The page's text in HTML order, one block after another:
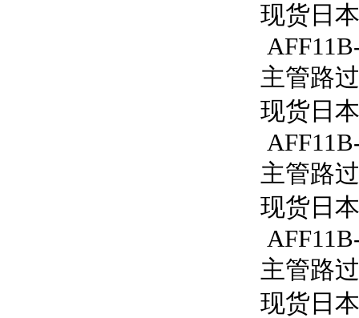
现货日
主管路
现货日
主管路
现货日
主管路
现货日